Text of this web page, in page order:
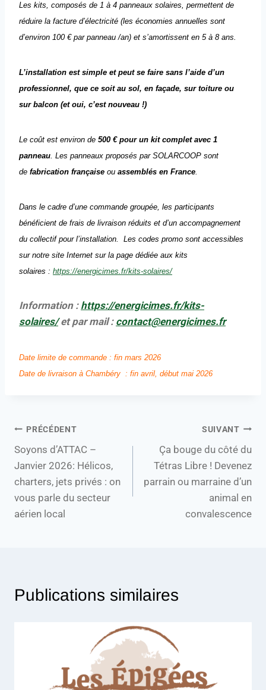
Les kits, composés de 1 à 4 panneaux solaires, permettent de
réduire la facture d’électricité (les économies annuelles sont
d’environ 100 € par panneau /an) et s’amortissent en 5 à 8 ans.
L’installation est simple et peut se faire sans l’aide d’un
professionnel, que ce soit au sol, en façade, sur toiture ou
sur balcon (et oui, c’est nouveau !)
Le coût est environ de 500 € pour un kit complet avec 1
panneau. Les panneaux proposés par SOLARCOOP sont
de fabrication française ou assemblés en France.
Dans le cadre d’une commande groupée, les participants
bénéficient de frais de livraison réduits et d’un accompagnement
du collectif pour l’installation.
Les codes promo sont accessibles
sur notre site Internet sur la page dédiée aux kits
solaires : https://energicimes.fr/kits-solaires/
Information : https://energicimes.fr/kits-
solaires/et par mail : contact@energicimes.fr
Date limite de commande : fin mars 2026
Date de livraison à Chambéry : fin avril, début mai 2026
PRÉCÉDENT
Soyons d’ATTAC –
Janvier 2026: Hélicos,
charters, jets privés : on
vous parle du secteur
aérien local
SUIVANT
Ça bouge du côté du
Tétras Libre ! Devenez
parrain ou marraine d’un
animal en
convalescence
Publications similaires